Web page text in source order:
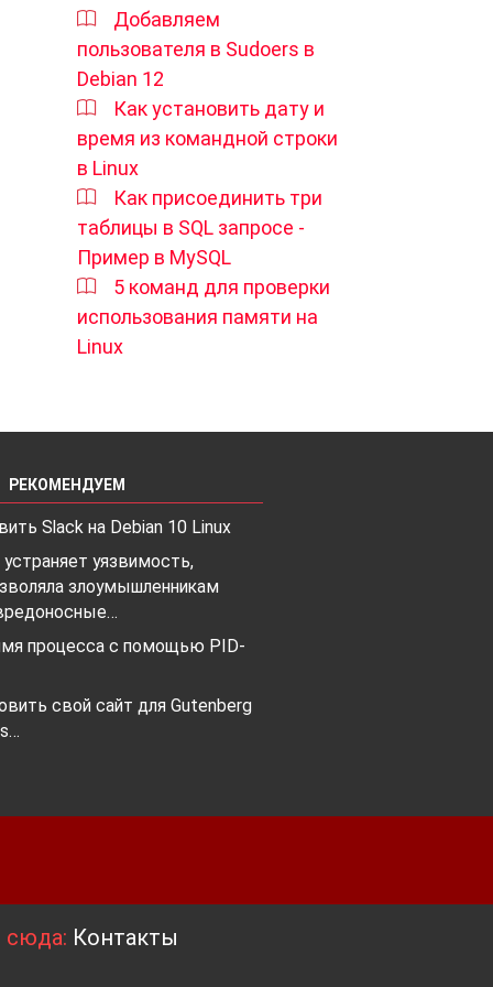
Добавляем
пользователя в Sudoers в
Debian 12
Как установить дату и
время из командной строки
в Linux
Как присоединить три
таблицы в SQL запросе -
Пример в MySQL
5 команд для проверки
использования памяти на
Linux
РЕКОМЕНДУЕМ
Slack на Debian 10 Linux
уязвимость,
злоумышленникам
процесса с помощью PID-
свой сайт для Gutenberg
сюда: Контакты